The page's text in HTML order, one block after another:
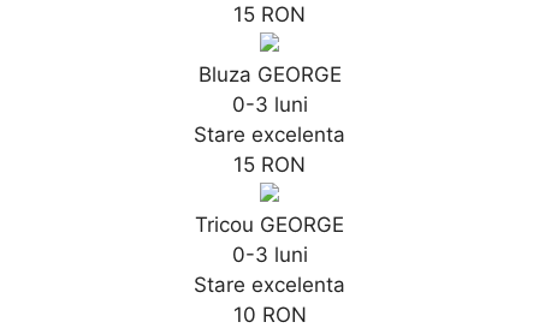
15 RON
Bluza GEORGE
0-3 luni
Stare excelenta
15 RON
Tricou GEORGE
0-3 luni
Stare excelenta
10 RON